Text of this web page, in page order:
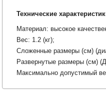
Технические
Материал: высокое
Вес: 1.2 (кг);
Сложенные размеры (см)
Развернутые размеры (см)
Максимально допустимый